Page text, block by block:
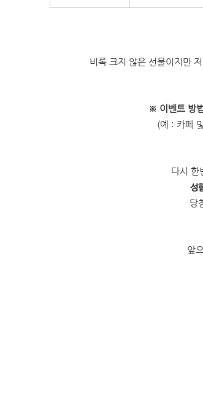
비록 크지 않은 선물이지만
※ 이벤트 방
(예 : 카페
다시 한
성
당
앞